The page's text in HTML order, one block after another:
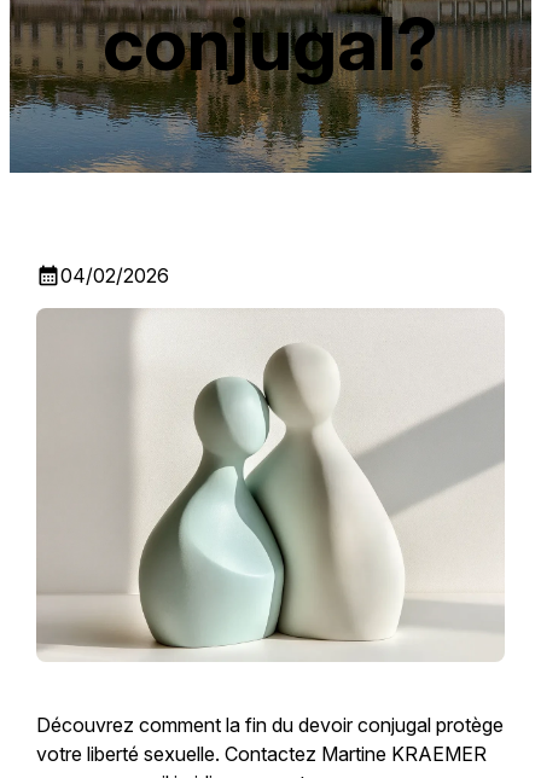
conjugal?
calendar_month04/02/2026
Découvrez comment la fin du devoir conjugal protège
votre liberté sexuelle. Contactez Martine KRAEMER